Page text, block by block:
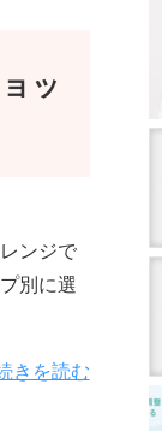
ッ
ンジで
別に選
きを読む